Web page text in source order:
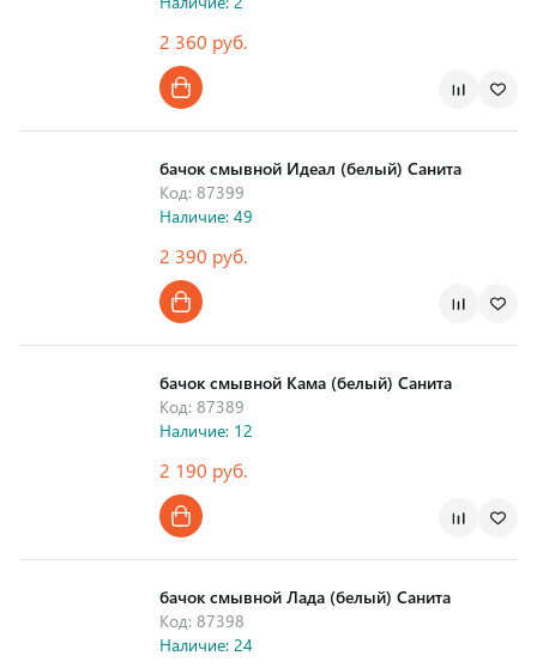
2 360 руб.
бачок смывной Идеал (белый) Санита
Код: 87399
Наличие: 49
2 390 руб.
бачок смывной Кама (белый) Санита
Код: 87389
Наличие: 12
2 190 руб.
бачок смывной Лада (белый) Санита
Код: 87398
Наличие: 24